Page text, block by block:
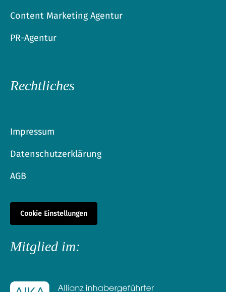
Content Marketing Agentur
PR-Agentur
Rechtliches
Impressum
Datenschutzerklärung
AGB
Cookie Einstellungen
Mitglied im: